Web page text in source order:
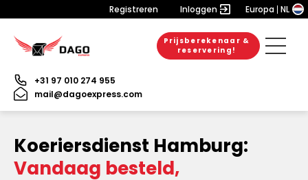
Registreren Inloggen Europa NL
Prijsberekenaar &
reservering!
+31 97 010 274 955
mail@dagoexpress.com
Koeriersdienst Hamburg:
Vandaag besteld,